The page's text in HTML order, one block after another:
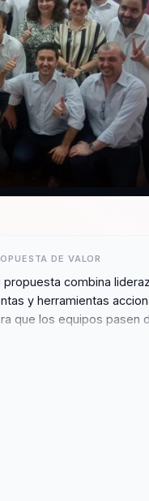
DE VALOR
propuesta combina
y herramientas
que los equipos pasen